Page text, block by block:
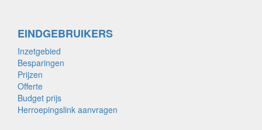
EINDGEBRUIKERS
Inzetgebied
Besparingen
Prijzen
Offerte
Budget prijs
Herroepingslink aanvragen